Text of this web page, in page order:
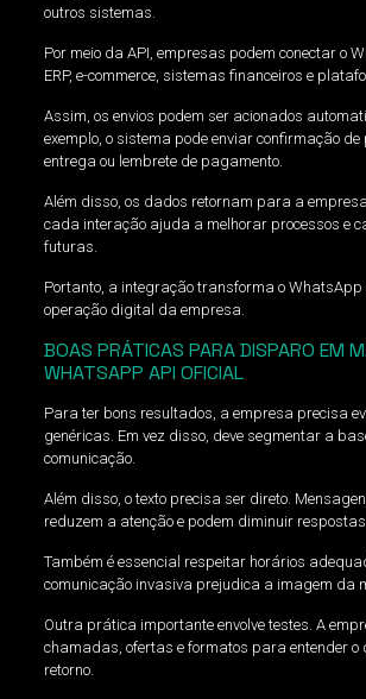
outros sistemas.
Por meio da API, empresas podem conectar o
ERP, e-commerce, sistemas financeiros e
Assim, os envios podem ser acionados
exemplo, o sistema pode enviar confirmação de
entrega ou lembrete de pagamento.
Além disso, os dados retornam para a
cada interação ajuda a melhorar processos e
futuras.
Portanto, a integração transforma o
operação digital da empresa.
BOAS PRÁTICAS PARA DISPARO EM
WHATSAPP API OFICIAL
Para ter bons resultados, a empresa precisa
genéricas. Em vez disso, deve segmentar a
comunicação.
Além disso, o texto precisa ser direto.
reduzem a atenção e podem diminuir respostas.
Também é essencial respeitar horários
comunicação invasiva prejudica a imagem da
Outra prática importante envolve testes. A
chamadas, ofertas e formatos para entender o
retorno.